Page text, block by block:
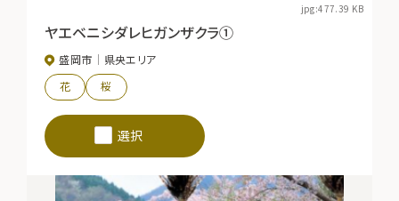
jpg:477.39 KB
ヤエベニシダレヒガンザクラ①
盛岡市
県央エリア
花
桜
選択